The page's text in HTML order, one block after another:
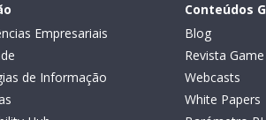
Empresariais
de Informação
Conteúdos
Blog
Revista
Webcasts
White Papers